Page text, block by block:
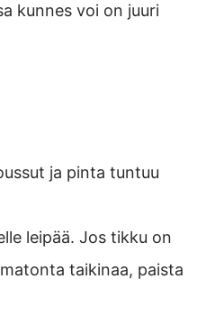
kunnes voi on juuri
ja pinta tuntuu
leipää. Jos tikku on
taikinaa, paista